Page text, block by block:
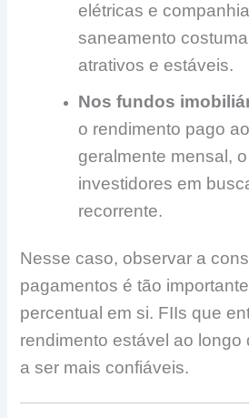
elétricas e
saneamento
atrativos e estáveis.
Nos fundos
o rendimento pago
geralmente mensal,
investidores em
recorrente.
Nesse caso, observar a
pagamentos é tão
percentual em si. FIIs que
rendimento estável ao longo
a ser mais confiáveis.